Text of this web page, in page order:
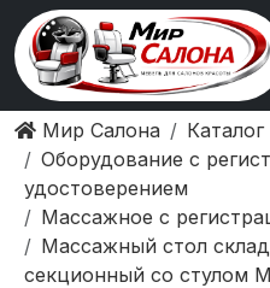
Мир Салона
Каталог
Оборудование с
удостоверением
Массажное с
Массажный стол
секционный со стулом